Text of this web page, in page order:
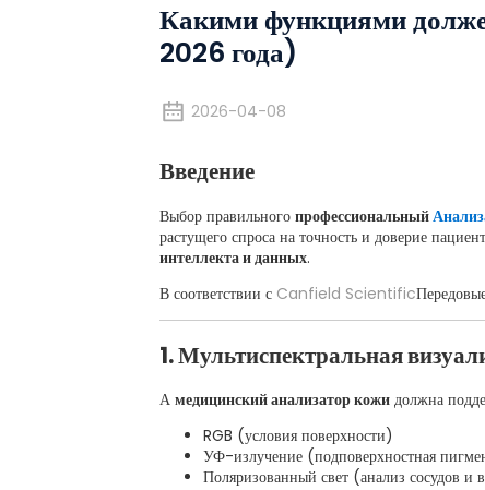
Какими функциями
2026 года)
2026-04-08
Введение
Выбор правильного профессиональный
растущего спроса на точность и доверие
интеллекта и данных.
В соответствии с Canfield Scientific
1. Мультиспектральная
А медицинский анализатор кожи должна
RGB (условия поверхности)
УФ-излучение (подповерхностная
Поляризованный свет (анализ сосудов и